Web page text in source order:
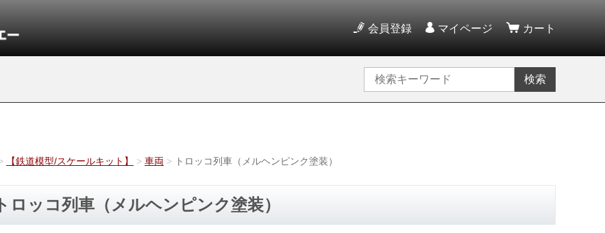
会員登録 マイページ カート
検索
【鉄道模型/スケールキット】 車両 トロッコ列車（メルヘンピンク塗装）
トロッコ列車（メルヘンピンク塗装）